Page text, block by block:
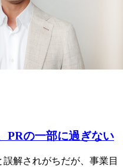
PRの一部に過ぎない
解されがちだが、事業目